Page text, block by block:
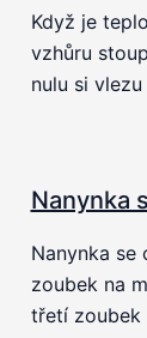
Když je
vzhůru
nulu si vlezu
Nanynka
Nanynka se
zoubek na
třetí zoubek